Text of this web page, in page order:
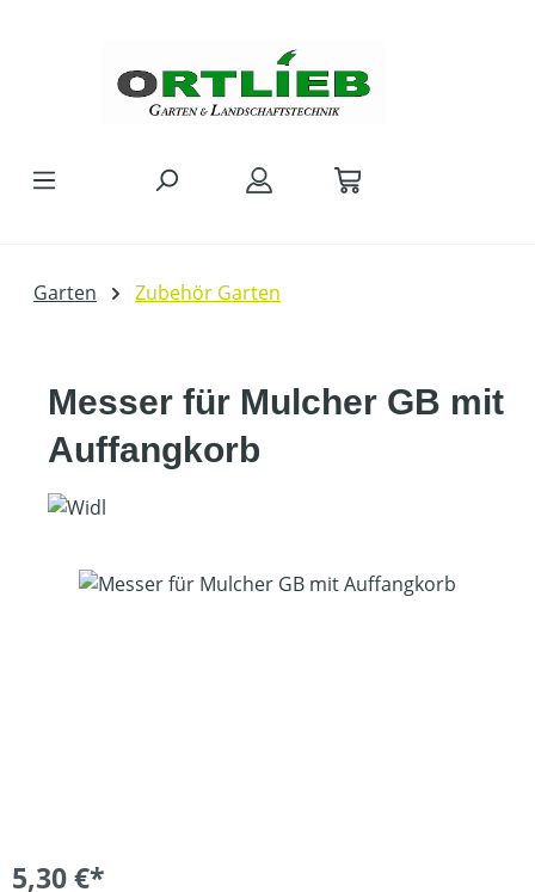
Garten Zubehör Garten
Messer für Mulcher GB mit
Auffangkorb
Bildergalerie überspringen
5,30 €*